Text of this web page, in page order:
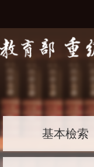
基本檢索